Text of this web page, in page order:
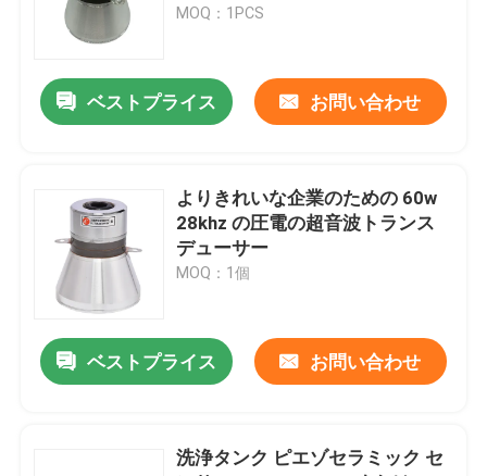
圧電気の超音波トランスデューサー
水に浸け超音波トランスデューサ
デジタル超音波発電機
超音波周波数発生器
超音波洗浄機
超音波細胞の Disruptor
超音波リアクター
MOQ：1PCS
ベストプライス お問い合わせ
よりきれいな企業のための 60w
28khz の圧電の超音波トランス
デューサー
MOQ：1個
ベストプライス お問い合わせ
洗浄タンク ピエゾセラミック セ